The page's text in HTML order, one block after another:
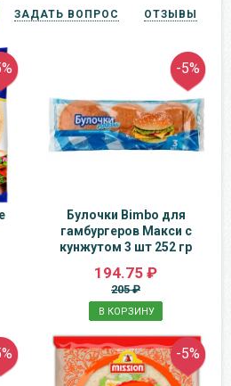
ЗАДАТЬ ВОПРОС ОТЗЫВЫ
-5%
Булочки Bimbo для
гамбургеров Макси с
кунжутом 3 шт 252 гр
194.75 ₽
205 ₽
В КОРЗИНУ
-5%